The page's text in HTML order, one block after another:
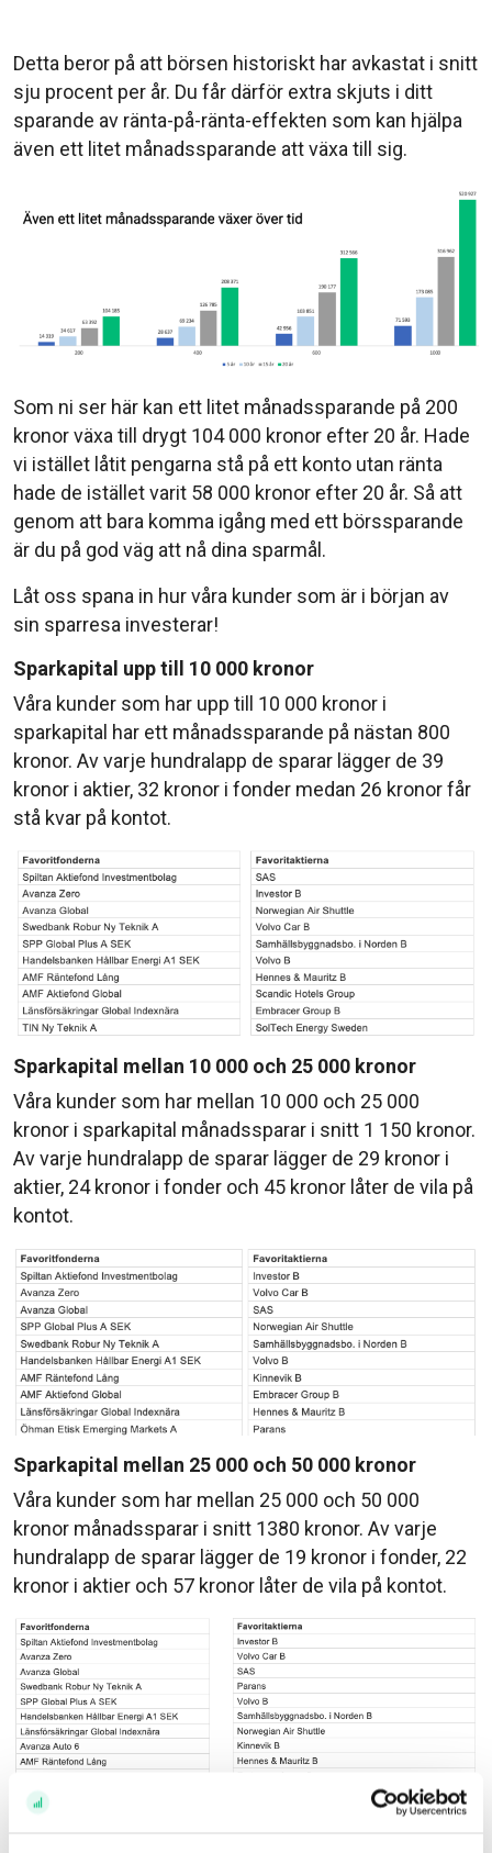
Detta beror på att börsen historiskt har avkastat i snitt
sju procent per år. Du får därför extra skjuts i ditt
sparande av ränta-på-ränta-effekten som kan hjälpa
även ett litet månadssparande att växa till sig.
Som ni ser här kan ett litet månadssparande på 200
kronor växa till drygt 104 000 kronor efter 20 år. Hade
vi istället låtit pengarna stå på ett konto utan ränta
hade de istället varit 58 000 kronor efter 20 år. Så att
genom att bara komma igång med ett börssparande
är du på god väg att nå dina sparmål.
Låt oss spana in hur våra kunder som är i början av
sin sparresa investerar!
Sparkapital upp till 10 000 kronor
Våra kunder som har upp till 10 000 kronor i
sparkapital har ett månadssparande på nästan 800
kronor. Av varje hundralapp de sparar lägger de 39
kronor i aktier, 32 kronor i fonder medan 26 kronor får
stå kvar på kontot.
Sparkapital mellan 10 000 och 25 000 kronor
Våra kunder som har mellan 10 000 och 25 000
kronor i sparkapital månadssparar i snitt 1 150 kronor.
Av varje hundralapp de sparar lägger de 29 kronor i
aktier, 24 kronor i fonder och 45 kronor låter de vila på
kontot.
Sparkapital mellan 25 000 och 50 000 kronor
Våra kunder som har mellan 25 000 och 50 000
kronor månadssparar i snitt 1380 kronor. Av varje
hundralapp de sparar lägger de 19 kronor i fonder, 22
kronor i aktier och 57 kronor låter de vila på kontot.